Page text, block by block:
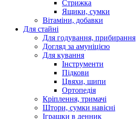
Стрижка
Ящики, сумки
Вітаміни, добавки
Для стайні
Для годування, прибирання
Догляд за амуніцією
Для кування
Інструменти
Підкови
Цвяхи, шипи
Ортопедія
Кріплення, тримачі
Штори, сумки навісні
Іграшки в денник